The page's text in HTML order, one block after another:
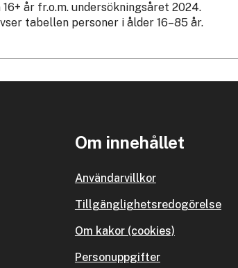
år fr.o.m. undersökningsåret 2024.
tabellen personer i ålder 16–85 år.
Om innehållet
Användarvillkor
Tillgänglighetsredogörelse
Om kakor (cookies)
Personuppgifter